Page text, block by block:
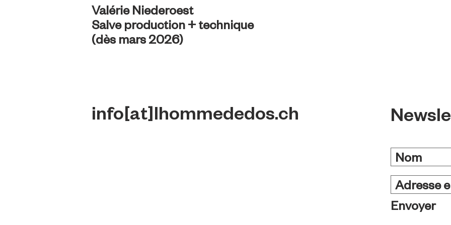
Valérie Niederoest
Salve production + technique
(dès mars 2026)
info[at]lhommededos.ch
Envoyer